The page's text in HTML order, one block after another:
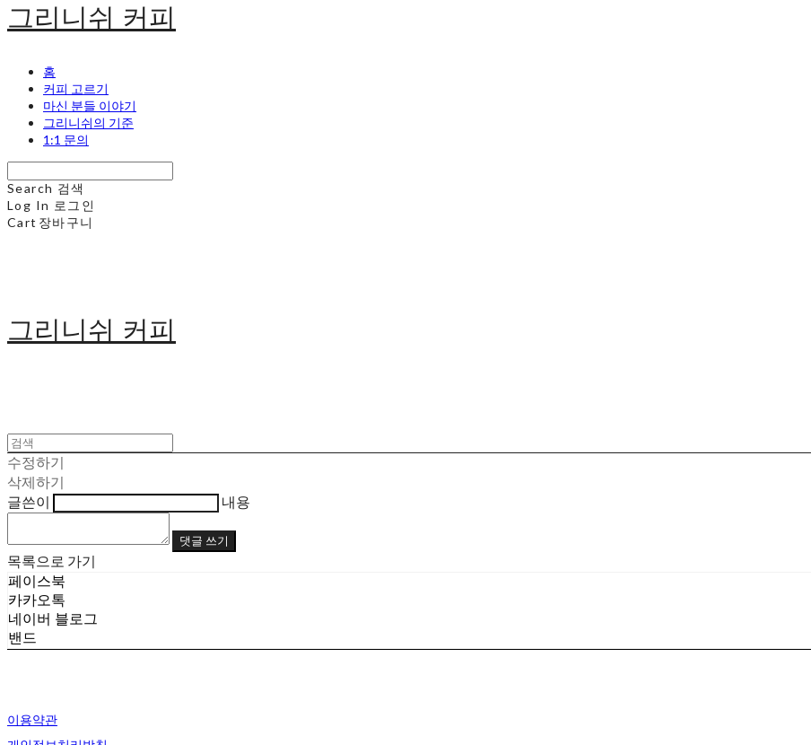
그리니쉬 커피
홈
커피 고르기
마신 분들 이야기
그리니쉬의 기준
1:1 문의
Search 검색
Log In 로그인
Cart 장바구니
그리니쉬 커피
수정하기
삭제하기
글쓴이
내용
댓글 쓰기
목록으로 가기
페이스북
카카오톡
네이버 블로그
밴드
이용약관